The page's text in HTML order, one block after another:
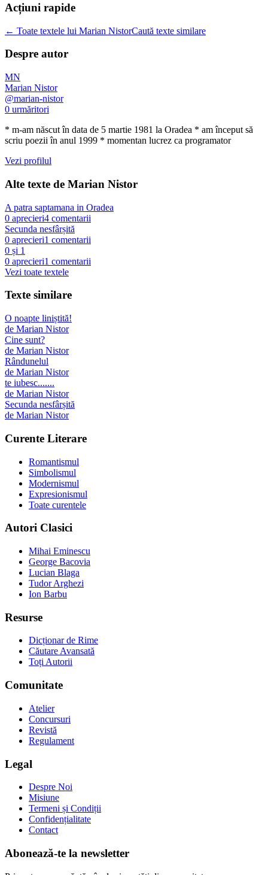
Acțiuni rapide
← Toate textele lui Marian NistorCaută texte similare
Despre autor
MN
Marian Nistor
@marian-nistor
0 urmăritori
* m-am născut în data de 5 martie 1981 la Oradea * am început să
scriu poezii în anul 1999 * momentan lucrez ca programator
Vezi profilul
Alte texte de Marian Nistor
A patra saptamana in Oradea
0 aprecieri4 comentarii
Secunda nesfârșită
0 aprecieri1 comentarii
0 și 1
0 aprecieri1 comentarii
Vezi toate textele
Texte similare
O noapte liniștită!
de Marian Nistor
Cine sunt?
de Marian Nistor
Rândunelul
de Marian Nistor
te iubesc.......
de Marian Nistor
Secunda nesfârșită
de Marian Nistor
Curente Literare
Romantismul
Simbolismul
Modernismul
Expresionismul
Toate curentele
Autori Clasici
Mihai Eminescu
George Bacovia
Lucian Blaga
Tudor Arghezi
Ion Barbu
Resurse
Dicționar de Rime
Căutare Avansată
Toți Autorii
Comunitate
Atelier
Concursuri
Revistă
Regulament
Legal
Despre Noi
Misiune
Termeni și Condiții
Confidențialitate
Contact
Abonează-te la newsletter